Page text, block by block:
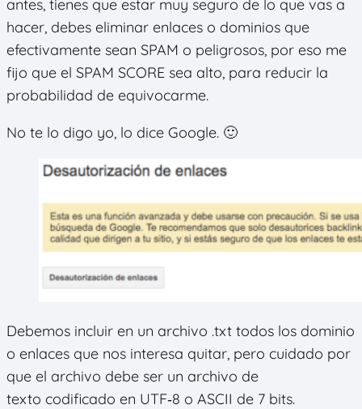
antes, tienes que estar muy seguro de lo que vas a
hacer, debes eliminar enlaces o dominios que
efectivamente sean SPAM o peligrosos, por eso me
fijo que el SPAM SCORE sea alto, para reducir la
probabilidad de equivocarme.
No te lo digo yo, lo dice Google. 🙂
Debemos incluir en un archivo .txt todos los dominio
o enlaces que nos interesa quitar, pero cuidado por
que el archivo debe ser un archivo de
texto codificado en UTF‑8 o ASCII de 7 bits.